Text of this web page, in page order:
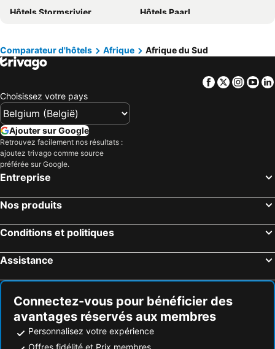
Hôtels Côte néerlandaise
Hôtels Turquie
Hôtels Stormsrivier
Hôtels Paarl
Hôtels Swellendam
Hôtels Pretoria
Hôtels Nelspruit
Hôtels Marloth Park
Hôtels Hout Bay
Hôtels Port Elizabeth
Hôtels Green Point
Hôtels Bloemfontein
Hôtels Gordons Bay
Hôtels East London
Hôtels Paternoster
Hôtels Matroosfontein
Hôtels Simons Town
Hôtels Vaalwater
Hôtels Wilderness
Comparateur d'hôtels Afrique Afrique du Sud
Facebook
Twitter
Choisissez votre pays
Ajouter sur Google
Retrouvez facilement nos résultats :
ajoutez trivago comme source
préférée sur Google.
Entreprise
Nos produits
Conditions et politiques
Assistance
Connectez-vous pour bénéficier des
avantages réservés aux membres
Personnalisez votre expérience
Offres fidélité et Prix membres